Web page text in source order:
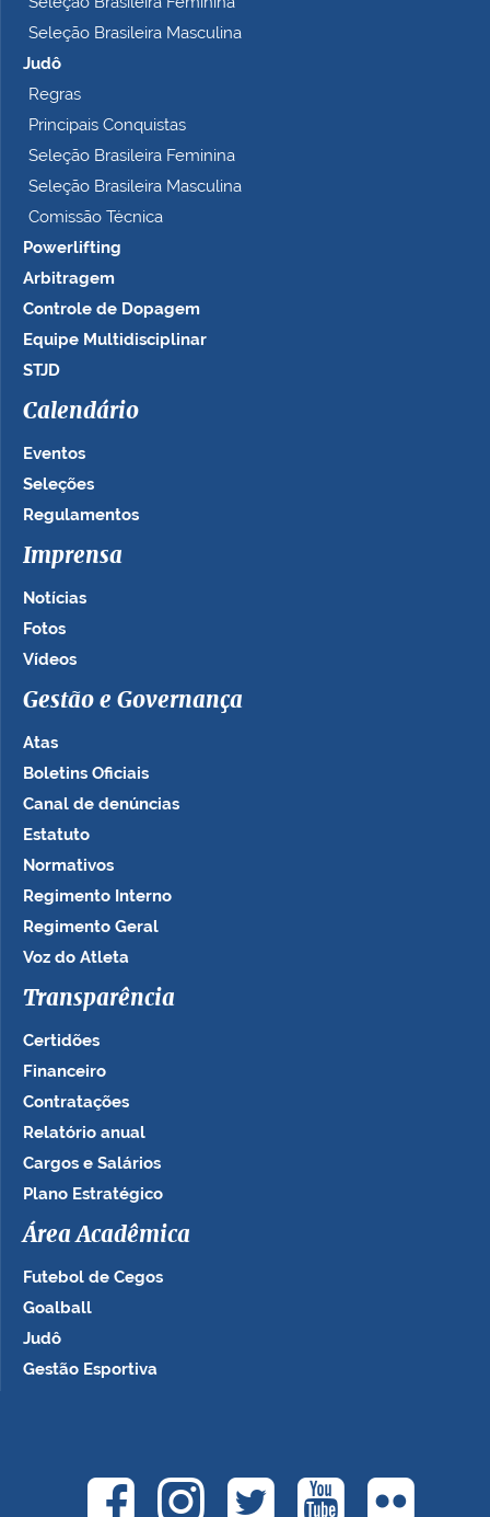
Seleção Brasileira Masculina
Judô
Regras
Principais Conquistas
Seleção Brasileira Feminina
Seleção Brasileira Masculina
Comissão Técnica
Powerlifting
Arbitragem
Controle de Dopagem
Equipe Multidisciplinar
STJD
Calendário
Eventos
Seleções
Regulamentos
Imprensa
Notícias
Fotos
Vídeos
Gestão e Governança
Atas
Boletins Oficiais
Canal de denúncias
Estatuto
Normativos
Regimento Interno
Regimento Geral
Voz do Atleta
Transparência
Certidões
Financeiro
Contratações
Relatório anual
Cargos e Salários
Plano Estratégico
Área Acadêmica
Futebol de Cegos
Goalball
Judô
Gestão Esportiva